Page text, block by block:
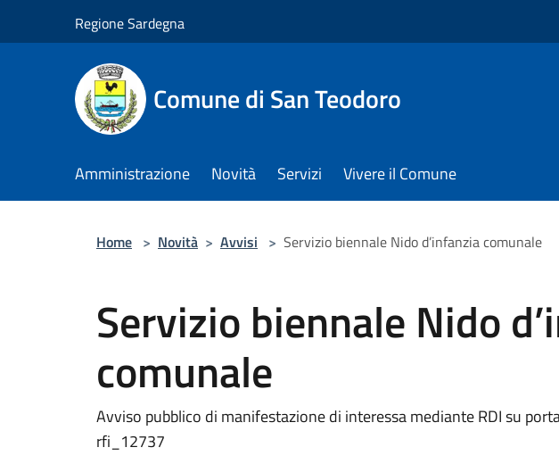
Regione Sardegna
Comune di San Teodoro
Amministrazione Novità Servizi Vivere il Comune
Home > Novità > Avvisi > Servizio biennale Nido d’infanzia comunale
Servizio biennale Nido
comunale
Avviso pubblico di manifestazione di interessa mediante RDI su
rfi_12737